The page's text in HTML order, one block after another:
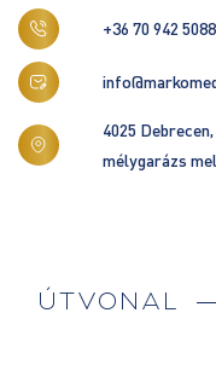
+36 70 942 5088
4025
mélygarázs
ÚTVONAL